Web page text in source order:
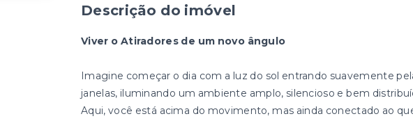
Descrição do imóvel
Viver o Atiradores de um novo ângulo
Imagine começar o dia com a luz do sol entrando suavemente
janelas, iluminando um ambiente amplo, silencioso e bem
Aqui, você está acima do movimento, mas ainda conectado ao